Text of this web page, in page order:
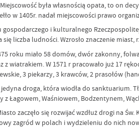
była własnością opata, to on
w 1405r. nadał miejscowości prawo
gospodarczego i kulturalnego
liczba ludności. Wzrosło znaczenie miast,
roku miało 58 domów, dwór zakonny,
z wiatrakiem. W 1571 r pracowało już 17
3 piekarzy, 3 krawców, 2 prasołów
jedyna droga, która wiodła do
Łagowem, Waśniowem, Bodzentynem,
zaczęło się rozwijać wzdłuż drogi na
zagród w polach i wydzieleniu do nich